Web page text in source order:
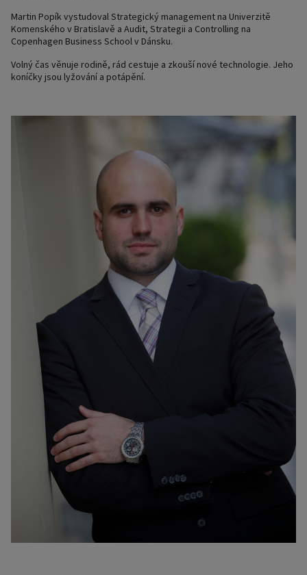
Martin Popík vystudoval Strategický management na Univerzitě
Komenského v Bratislavě a Audit, Strategii a Controlling na
Copenhagen Business School v Dánsku.
Volný čas věnuje rodině, rád cestuje a zkouší nové technologie. Jeho
koníčky jsou lyžování a potápění.